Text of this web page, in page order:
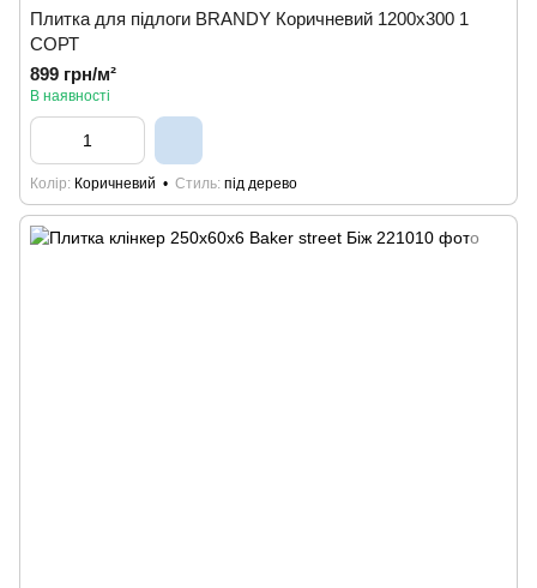
Плитка для підлоги BRANDY Коричневий 1200х300 1
СОРТ
899 грн/м²
В наявності
Колір Коричневий Стиль під дерево